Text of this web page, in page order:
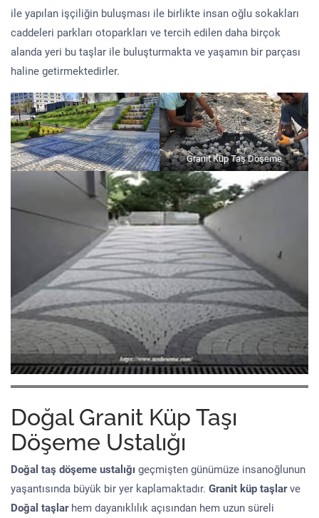
ile yapılan işçiliğin buluşması ile birlikte insan oğlu sokakları
caddeleri parkları otoparkları ve tercih edilen daha birçok
alanda yeri bu taşlar ile buluşturmakta ve yaşamın bir parçası
haline getirmektedirler.
Granit Küp Taş Döşeme
Doğal Granit Küp Taşı
Döşeme Ustalığı
Doğal taş döşeme ustalığı geçmişten günümüze insanoğlunun
yaşantısında büyük bir yer kaplamaktadır. Granit küp taşlarve
Doğal taşlar hem dayanıklılık açısından hem uzun süreli